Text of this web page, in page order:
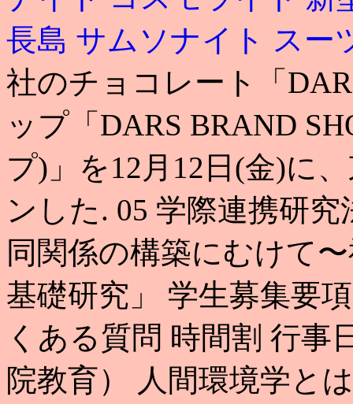
長島 サムソナイト スー
社のチョコレート「
ップ「DARS BRAND
プ)」を12月12日(金)に
ンした. 05 学際連携研
同関係の構築にむけて
基礎研究」 学生募集要
くある質問 時間割 行事
院教育） 人間環境学と